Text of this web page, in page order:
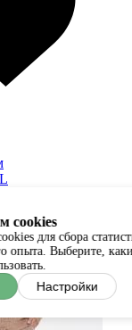
cookies
для сбора
опыта. Выберите,
Настройки